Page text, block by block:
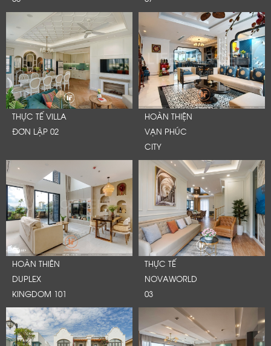
THỰC TẾ VILLA
ĐƠN LẬP 02
HOÀN THIỆN
VẠN PHÚC
CITY
HOÀN THIÊN
DUPLEX
KINGDOM 101
THỰC TẾ
NOVAWORLD
03